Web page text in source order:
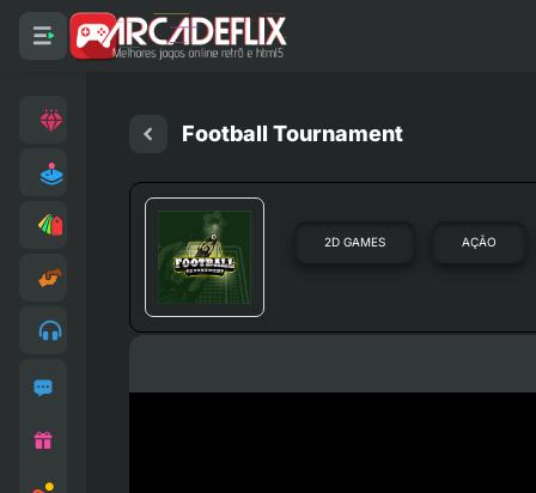
Football Tournament
2D GAMES AÇÃO